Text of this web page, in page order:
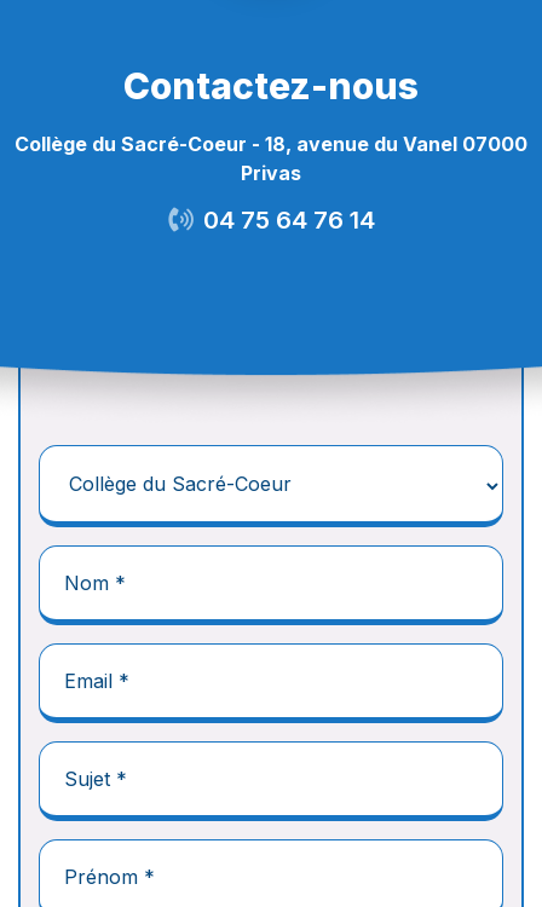
Contactez-nous
Collège du Sacré-Coeur - 18, avenue du Vanel 07000
Privas
04 75 64 76 14